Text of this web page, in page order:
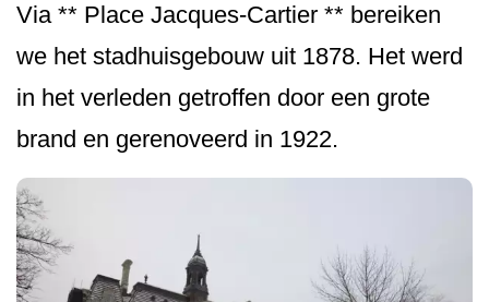
Via ** Place Jacques-Cartier ** bereiken
we het stadhuisgebouw uit 1878. Het werd
in het verleden getroffen door een grote
brand en gerenoveerd in 1922.